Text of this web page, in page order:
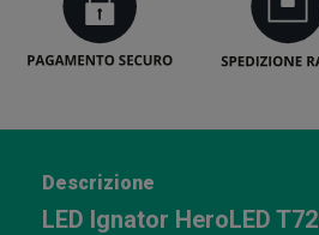
Descrizione
LED Ignator HeroLED